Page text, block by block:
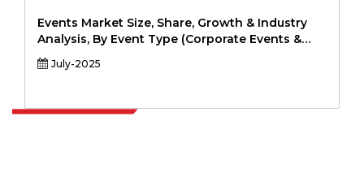
Simulation, Fighting, RTS) By Platform (PC,
Console, Mobile) By Organization Type
(Independent Teams, Sports Franchise-Owned,
Entertainment Conglomerate-Owned) and
Events Market Size, Share, Growth & Industry
Analysis, By Event Type (Corporate Events &
Seminars, Music Concerts, Sports Events,
Exhibitions & Trade Shows, Festivals, Others) By
July-2025